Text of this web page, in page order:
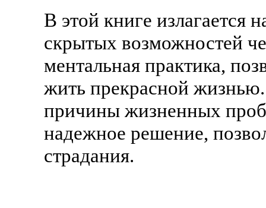
В этой книге излагается
скрытых возможностей
ментальная практика,
жить прекрасной
причины жизненных
надежное решение,
страдания.